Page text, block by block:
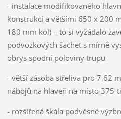
- instalace modifikovaného
konstrukcí a většími 650 x 200
180 mm kol) – to si vyžádalo
podvozkových šachet s mírně
obrys spodní poloviny trupu
- větší zásoba střeliva pro 7,62
nábojů na hlaveň na místo 375-ti
- rozšířená škála podvěsné